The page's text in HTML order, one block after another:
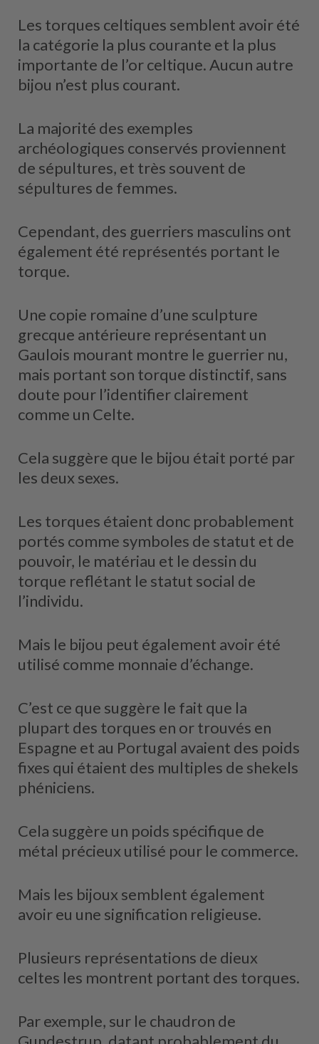
Les torques celtiques semblent avoir été
la catégorie la plus courante et la plus
importante de l’or celtique. Aucun autre
bijou n’est plus courant.
La majorité des exemples
archéologiques conservés proviennent
de sépultures, et très souvent de
sépultures de femmes.
Cependant, des guerriers masculins ont
également été représentés portant le
torque.
Une copie romaine d’une sculpture
grecque antérieure représentant un
Gaulois mourant montre le guerrier nu,
mais portant son torque distinctif, sans
doute pour l’identifier clairement
comme un Celte.
Cela suggère que le bijou était porté par
les deux sexes.
Les torques étaient donc probablement
portés comme symboles de statut et de
pouvoir, le matériau et le dessin du
torque reflétant le statut social de
l’individu.
Mais le bijou peut également avoir été
utilisé comme monnaie d’échange.
C’est ce que suggère le fait que la
plupart des torques en or trouvés en
Espagne et au Portugal avaient des poids
fixes qui étaient des multiples de shekels
phéniciens.
Cela suggère un poids spécifique de
métal précieux utilisé pour le commerce.
Mais les bijoux semblent également
avoir eu une signification religieuse.
Plusieurs représentations de dieux
celtes les montrent portant des torques.
Par exemple, sur le chaudron de